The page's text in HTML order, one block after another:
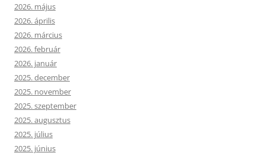
2026. május
2026. április
2026. március
2026. február
2026. január
2025. december
2025. november
2025. szeptember
2025. augusztus
2025. július
2025. június